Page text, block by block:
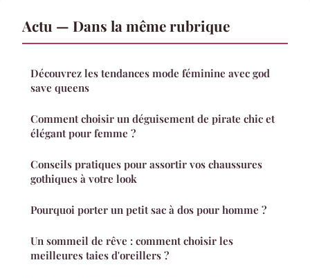
Actu — Dans la même rubrique
Découvrez les tendances mode féminine avec god
save queens
Comment choisir un déguisement de pirate chic et
élégant pour femme ?
Conseils pratiques pour assortir vos chaussures
gothiques à votre look
Pourquoi porter un petit sac à dos pour homme ?
Un sommeil de rêve : comment choisir les
meilleures taies d'oreillers ?